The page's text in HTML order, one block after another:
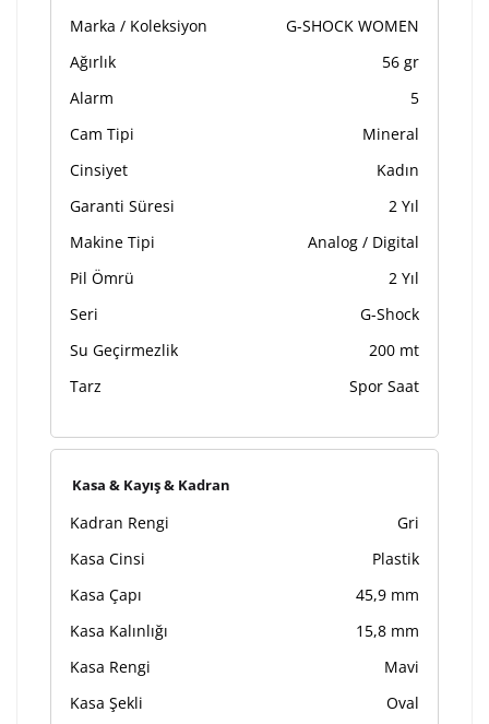
Marka / Koleksiyon
G-SHOCK WOMEN
Ağırlık
56 gr
Alarm
5
Cam Tipi
Mineral
Cinsiyet
Kadın
Garanti Süresi
2 Yıl
Makine Tipi
Analog / Digital
Pil Ömrü
2 Yıl
Seri
G-Shock
Su Geçirmezlik
200 mt
Tarz
Spor Saat
Kasa & Kayış & Kadran
Kadran Rengi
Gri
Kasa Cinsi
Plastik
Kasa Çapı
45,9 mm
Kasa Kalınlığı
15,8 mm
Kasa Rengi
Mavi
Kasa Şekli
Oval